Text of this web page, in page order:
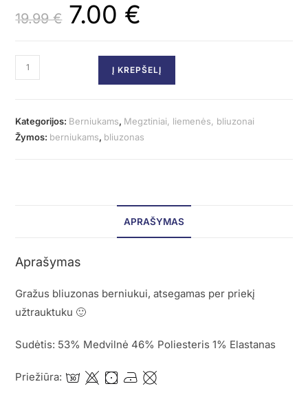
19.99€ 7.00 €
Į KREPŠELĮ
Kategorijos: Berniukams, Megztiniai, liemenės, bliuzonai
Žymos: berniukams, bliuzonas
APRAŠYMAS
Aprašymas
Gražus bliuzonas berniukui, atsegamas per priekį
užtrauktuku 🙂
Sudėtis: 53% Medvilnė 46% Poliesteris 1% Elastanas
Priežiūra: